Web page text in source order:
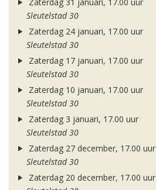
Zaterdag 31 januari, 17.00 uur
Sleutelstad 30
Zaterdag 24 januari, 17.00 uur
Sleutelstad 30
Zaterdag 17 januari, 17.00 uur
Sleutelstad 30
Zaterdag 10 januari, 17.00 uur
Sleutelstad 30
Zaterdag 3 januari, 17.00 uur
Sleutelstad 30
Zaterdag 27 december, 17.00 uur
Sleutelstad 30
Zaterdag 20 december, 17.00 uur